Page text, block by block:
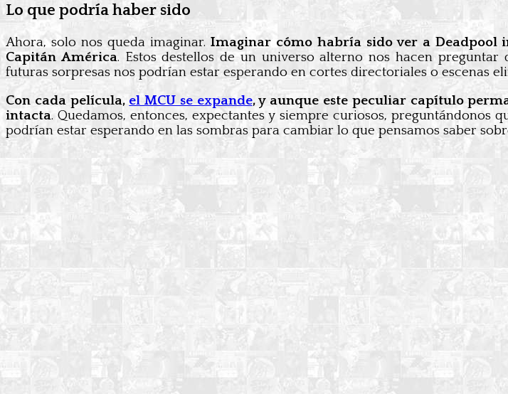
Lo que podría haber sido
Ahora, solo nos queda imaginar. Imaginar cómo habría sido ver a Deadpool
Capitán América. Estos destellos de un universo alterno nos hacen
futuras sorpresas nos podrían estar esperando en cortes directoriales o escenas
Con cada película, el MCU se expande, y aunque este peculiar capítulo
intacta. Quedamos, entonces, expectantes y siempre curiosos,
podrían estar esperando en las sombras para cambiar lo que pensamos saber